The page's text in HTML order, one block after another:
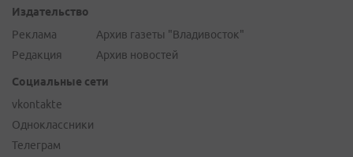
Издательство
Реклама
Редакция
Архив газеты "Владивосток"
Архив новостей
Социальные сети
vkontakte
Одноклассники
Телеграм